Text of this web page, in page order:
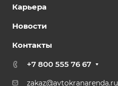
Карьера
Новости
Контакты
+7 800 555 76 67
zakaz@avtokranarenda.ru